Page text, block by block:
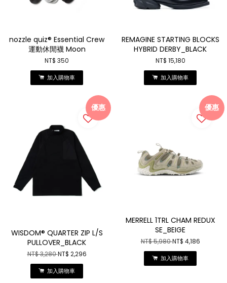
nozzle quiz® Essential Crew
運動休閒襪 Moon
NT$ 350
加入購物車
REMAGINE STARTING BLOCKS
HYBRID DERBY_BLACK
NT$ 15,180
加入購物車
優惠
WISDOM® QUARTER ZIP L/S
PULLOVER_BLACK
NT$ 3,280NT$ 2,296
加入購物車
優惠
MERRELL 1TRL CHAM REDUX
SE_BEIGE
NT$ 5,980NT$ 4,186
加入購物車